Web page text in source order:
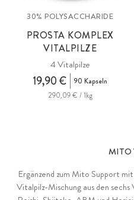
30% POLYSACCHARIDE
PROSTA KOMPLEX
VITALPILZE
4 Vitalpilze
19,90 €
90 Kapseln
290,09 € / 1kg
MITO
Ergänzend zum Mito Support
Vitalpilz-Mischung aus den